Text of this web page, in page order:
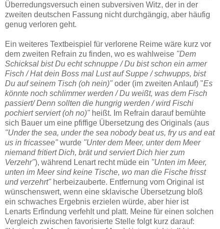
Überredungsversuch einen subversiven Witz, der in der
zweiten deutschen Fassung nicht durchgängig, aber häufig
genug verloren geht.
Ein weiteres Textbeispiel für verlorene Reime wäre kurz vor
dem zweiten Refrain zu finden, wo es wahlweise "Dem
Schicksal bist Du echt schnuppe / Du bist schon ein armer
Fisch / Hat dein Boss mal Lust auf Suppe / schwupps, bist
Du auf seinem Tisch (oh nein)" oder (im zweiten Anlauf) "Es
könnte noch schlimmer werden / Du weißt, was dem Fisch
passiert/ Denn sollten die hungrig werden / wird Fischi
pochiert serviert (oh no)" heißt. Im Refrain darauf bemühte
sich Bauer um eine pfiffige Übersetzung des Originals (aus
"Under the sea, under the sea nobody beat us, fry us and eat
us in fricassee" wurde "Unter dem Meer, unter dem Meer
niemand fritiert Dich, brät und serviert Dich hier zum
Verzehr"), während Lenart recht müde ein "Unten im Meer,
unten im Meer sind keine Tische, wo man die Fische frisst
und verzehrt" herbeizauberte. Entfernung vom Original ist
wünschenswert, wenn eine sklavische Übersetzung bloß
ein schwaches Ergebnis erzielen würde, aber hier ist
Lenarts Erfindung verfehlt und platt. Meine für einen solchen
Vergleich zwischen favorisierte Stelle folgt kurz darauf: